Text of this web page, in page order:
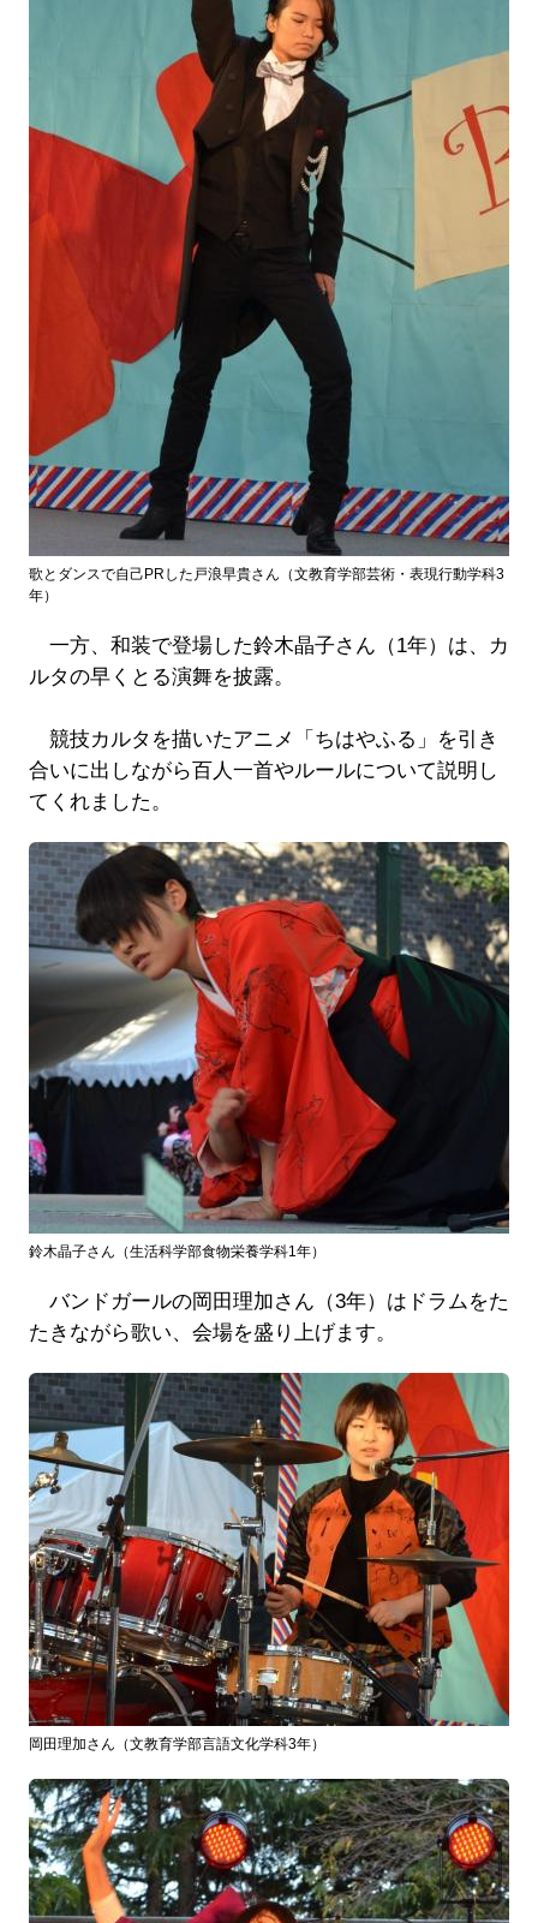
歌とダンスで自己PRした戸浪早貴さん（文教育学部芸術・表現行動学科3
年）
一方、和装で登場した鈴木晶子さん（1年）は、カ
ルタの早くとる演舞を披露。
競技カルタを描いたアニメ「ちはやふる」を引き
合いに出しながら百人一首やルールについて説明し
てくれました。
鈴木晶子さん（生活科学部食物栄養学科1年）
バンドガールの岡田理加さん（3年）はドラムをた
たきながら歌い、会場を盛り上げます。
岡田理加さん（文教育学部言語文化学科3年）